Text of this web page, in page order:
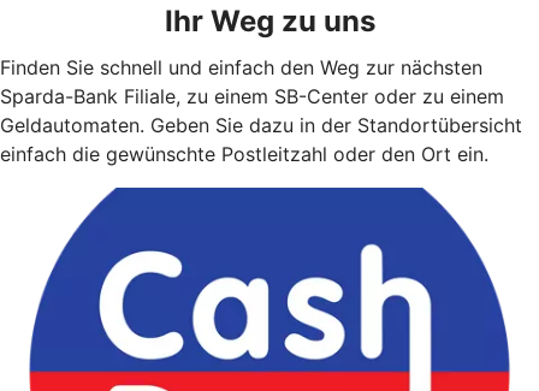
Ihr Weg zu uns
Finden Sie schnell und einfach den Weg zur nächsten
Sparda-Bank Filiale, zu einem SB-Center oder zu einem
Geldautomaten. Geben Sie dazu in der Standortübersicht
einfach die gewünschte Postleitzahl oder den Ort ein.